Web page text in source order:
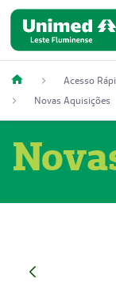
Acesso
Novas Aquisições